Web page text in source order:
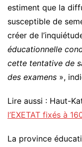
estiment que la
susceptible de
créer de
éducationnelle
cette tentative de
des examens »,
Lire aussi : Haut-
l’EXETAT fixés à
La province